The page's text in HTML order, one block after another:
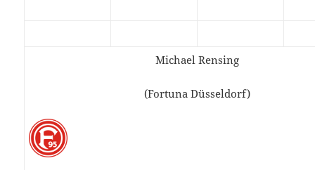
Michael Rensing
(Fortuna Düsseldorf)